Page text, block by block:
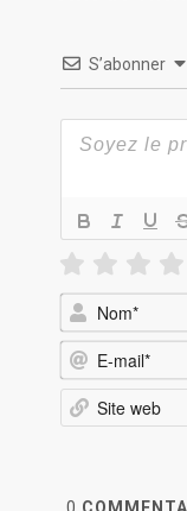
S’abonner